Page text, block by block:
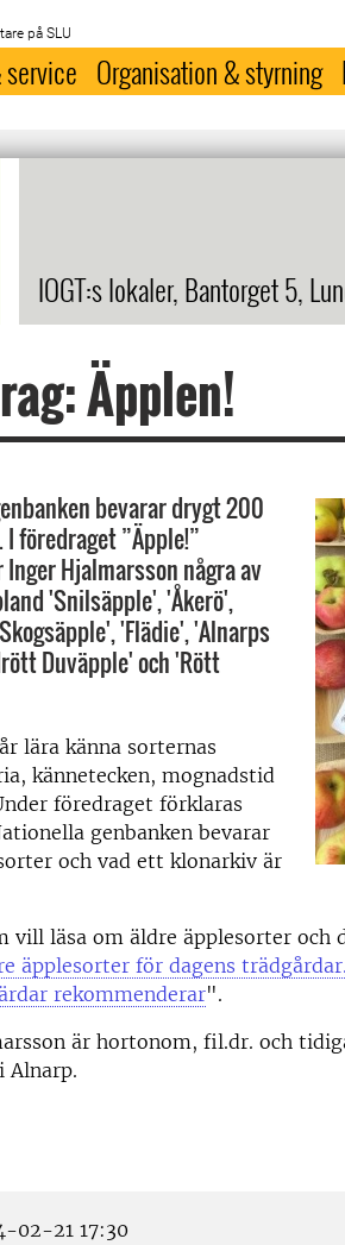
på SLU
Organisation & styrning
IOGT:s lokaler, Bantorget 5,
Äpplen!
bevarar drygt 200
föredraget ”Äpple!”
Hjalmarsson några av
'Snilsäpple', 'Åkerö',
'Flädie', 'Alnarps
Duväpple' och 'Rött
lära känna sorternas
kännetecken, mognadstid
föredraget förklaras
genbanken bevarar
och vad ett klonarkiv är
vill läsa om äldre äpplesorter och
äpplesorter för dagens
rekommenderar".
är hortonom, fil.dr. och
Alnarp.
02-21 17:30